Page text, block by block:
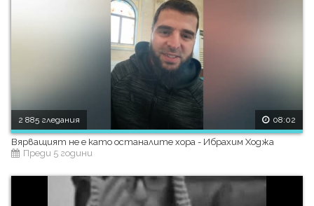
2 885 гледания 08:02
Вярващият не е като останалите хора - Ибрахим Ходжа
Преди 5 години